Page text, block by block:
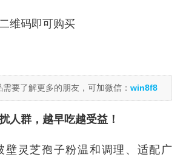
维码即可购买
要了解更多的朋友，可加微信： win8f8
人群，越早吃越受益！
壁灵芝孢子粉温和调理、适配广